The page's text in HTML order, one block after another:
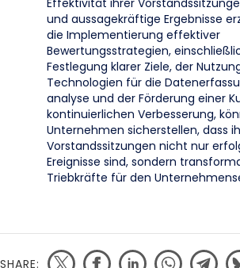
Effektivität ihrer
und aussagekräftige Ergebnisse
die Implementierung effektiver
Bewertungsstrategien,
Festlegung klarer Ziele, der
Technologien für die
analyse und der Förderung einer
kontinuierlichen Verbesserung,
Unternehmen sicherstellen, dass
Vorstandssitzungen nicht nur
Ereignisse sind, sondern
Triebkräfte für den
SHARE: